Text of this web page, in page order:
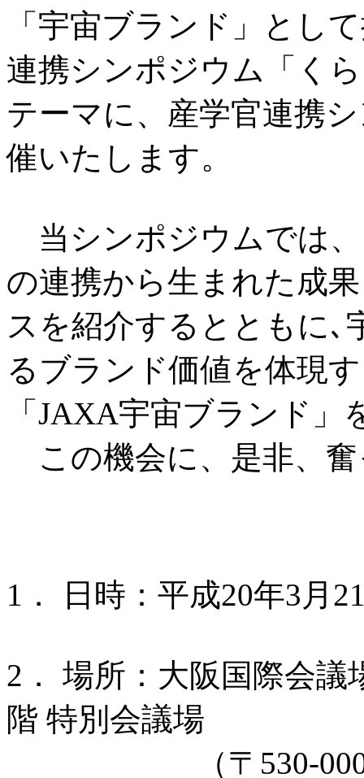
「宇宙ブランド」とし
連携シンポジウム「く
テーマに、産学官連携
催いたします。
当シンポジウムでは
の連携から生まれた成
スを紹介するとともに､
るブランド価値を体現
「JAXA宇宙ブランド
この機会に、是非、
1． 日時：平成20年3月
2． 場所：大阪国際会
階 特別会議場
（〒530-0005 大